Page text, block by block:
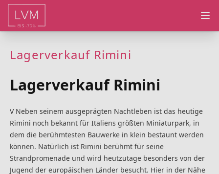
Lagerverkauf Rimini
Lagerverkauf Rimini
V Neben seinem ausgeprägten Nachtleben ist das heutige
Rimini noch bekannt für Italiens größten Miniaturpark, in
dem die berühmtesten Bauwerke in klein bestaunt werden
können. Natürlich ist Rimini berühmt für seine
Strandpromenade und wird heutzutage besonders von der
Jugend der europäischen Länder besucht. Hier in der Nähe